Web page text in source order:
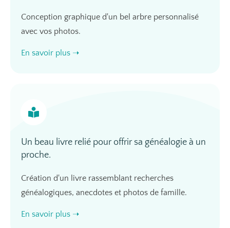
Conception graphique d'un bel arbre personnalisé
avec vos photos.
En savoir plus ➝
Un beau livre relié pour offrir sa généalogie à un
proche.
Création d'un livre rassemblant recherches
généalogiques, anecdotes et photos de famille.
En savoir plus ➝